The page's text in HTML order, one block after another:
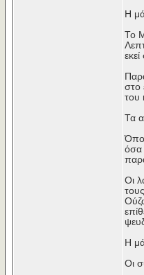
Η
Το
στο
του
Τα
όσα
Οι
Η
Οι